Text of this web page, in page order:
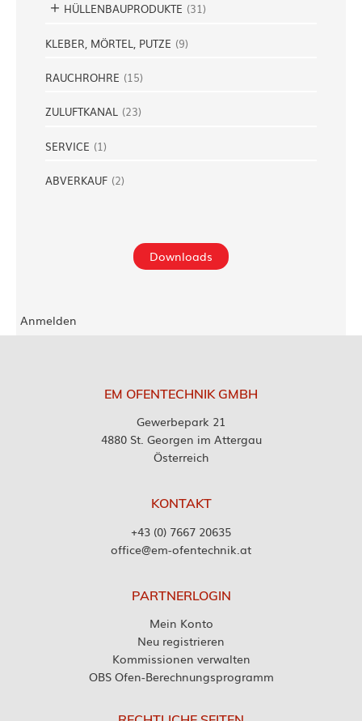
HÜLLENBAUPRODUKTE (31)
KLEBER, MÖRTEL, PUTZE (9)
RAUCHROHRE (15)
ZULUFTKANAL (23)
SERVICE (1)
ABVERKAUF (2)
Downloads
Anmelden
EM OFENTECHNIK GMBH
Gewerbepark 21
4880 St. Georgen im Attergau
Österreich
KONTAKT
+43 (0) 7667 20635
office@em-ofentechnik.at
PARTNERLOGIN
Mein Konto
Neu registrieren
Kommissionen verwalten
OBS Ofen-Berechnungsprogramm